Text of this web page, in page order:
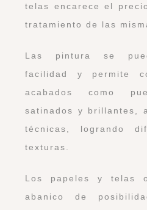
telas encarece el
tratamiento de las
Las pintura se
facilidad y permite
acabados como
satinados y brillantes,
técnicas, logrando
texturas.
Los papeles y telas
abanico de